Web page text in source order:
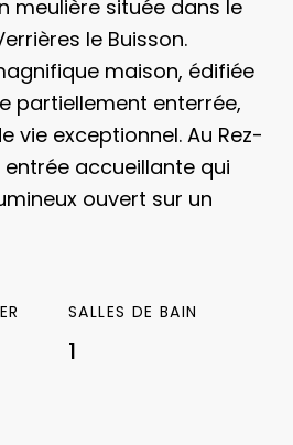
meulière située dans le
le Buisson.
maison, édifiée
partiellement enterrée,
vie exceptionnel.Au Rez-
accueillante qui
ouvert sur un
avec lave-mains. Une
chambres
Un dégagement menant
SALLES DE BAIN
1